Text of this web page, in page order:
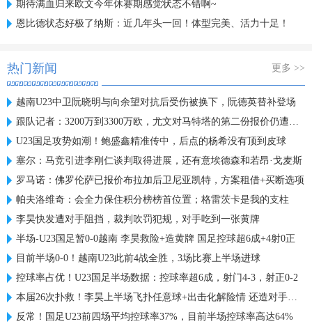
期待满血归来欧文今年休赛期感觉状态不错啊~
恩比德状态好极了纳斯：近几年头一回！体型完美、活力十足！
热门新闻 更多 >>
越南U23中卫阮晓明与向余望对抗后受伤被换下，阮德英替补登场
跟队记者：3200万到3300万欧，尤文对马特塔的第二份报价仍遭拒绝
U23国足攻势如潮！鲍盛鑫精准传中，后点的杨希没有顶到皮球
塞尔：马竞引进李刚仁谈判取得进展，还有意埃德森和若昂·戈麦斯
罗马诺：佛罗伦萨已报价布拉加后卫尼亚凯特，方案租借+买断选项
帕夫洛维奇：会全力保住积分榜榜首位置；格雷茨卡是我的支柱
李昊快发遭对手阻挡，裁判吹罚犯规，对手吃到一张黄牌
半场-U23国足暂0-0越南 李昊救险+造黄牌 国足控球超6成+4射0正
目前半场0-0！越南U23此前4战全胜，3场比赛上半场进球
控球率占优！U23国足半场数据：控球率超6成，射门4-3，射正0-2
本届26次扑救！李昊上半场飞扑任意球+出击化解险情 还造对手一黄
反常！国足U23前四场平均控球率37%，目前半场控球率高达64%